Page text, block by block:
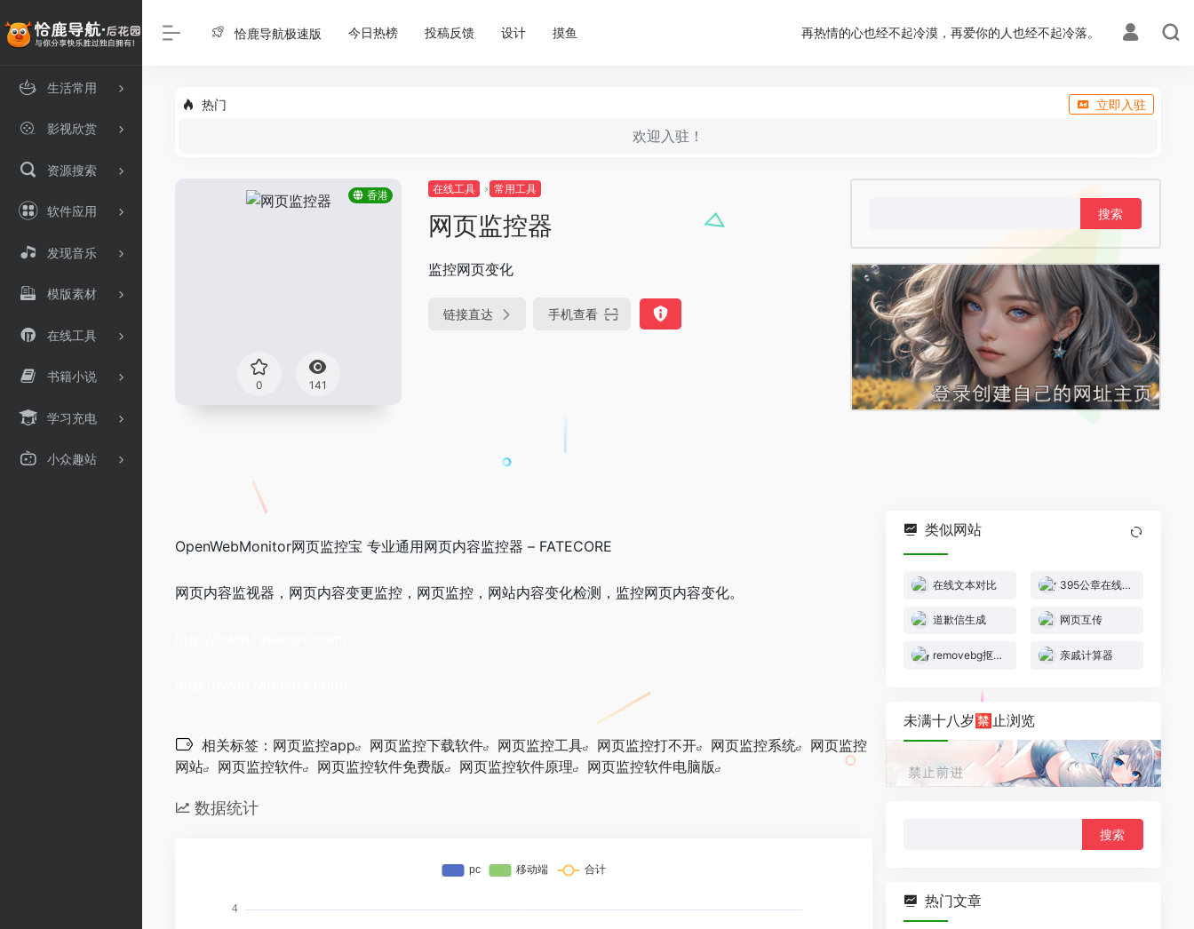
生活常用
影视欣赏
资源搜索
软件应用
发现音乐
模版素材
在线工具
书籍小说
学习充电
小众趣站
恰鹿导航极速版 今日热榜 投稿反馈 设计 摸鱼 再热情的心也经不起冷漠，再爱你的人也经不起冷落。
热门 立即入驻
欢迎入驻！
香港
0 141
在线工具 常用工具
网页监控器
监控网页变化
链接直达 手机查看
OpenWebMonitor网页监控宝 专业通用网页内容监控器 – FATECORE
网页内容监视器，网页内容变更监控，网页监控，网站内容变化检测，监控网页内容变化。
相关标签： 网页监控app 网页监控下载软件 网页监控工具 网页监控打不开 网页监控系统
网页监控
网站
网页监控软件 网页监控软件免费版 网页监控软件原理 网页监控软件电脑版
数据统计
类似网站
在线文本对比 395公章在线制作
道歉信生成 网页互传
removebg抠图官网 亲戚计算器
未满十八岁🈲止浏览
热门文章